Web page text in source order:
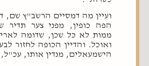
ועיין מה דמסיים הרשב"ץ שם,
הפה כופין, מפני צער תדיר
ממות לא כל שכן, שדומה
ואוכל. והדיין הכופה לחזור
הישמעאלים, מנדין אותו, עכ"ל,